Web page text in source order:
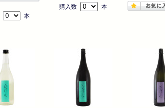
本
購入数 本